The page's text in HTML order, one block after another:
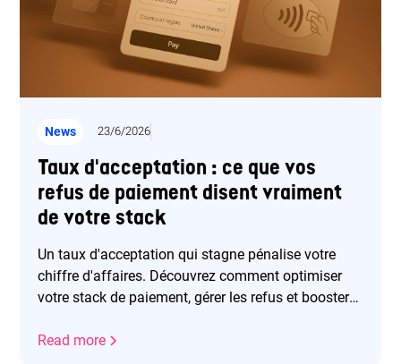
News 23/6/2026
Taux d'acceptation : ce que vos
refus de paiement disent vraiment
de votre stack
Un taux d'acceptation qui stagne pénalise votre
chiffre d'affaires. Découvrez comment optimiser
votre stack de paiement, gérer les refus et booster
Read more